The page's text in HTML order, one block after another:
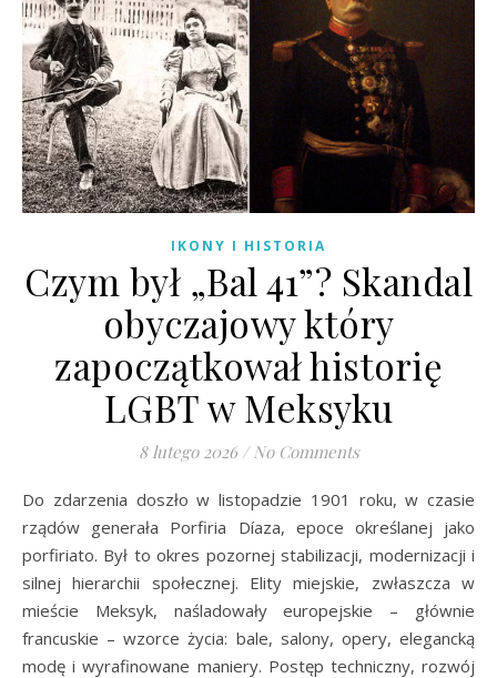
IKONY I HISTORIA
Czym był „Bal 41”? Skandal
obyczajowy który
zapoczątkował historię
LGBT w Meksyku
8 lutego 2026 / No Comments
Do zdarzenia doszło w listopadzie 1901 roku, w czasie
rządów generała Porfiria Díaza, epoce określanej jako
porfiriato. Był to okres pozornej stabilizacji, modernizacji i
silnej hierarchii społecznej. Elity miejskie, zwłaszcza w
mieście Meksyk, naśladowały europejskie – głównie
francuskie – wzorce życia: bale, salony, opery, elegancką
modę i wyrafinowane maniery. Postęp techniczny, rozwój